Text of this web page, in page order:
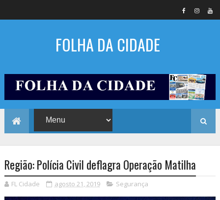
FOLHA DA CIDADE
Região: Polícia Civil deflagra Operação Matilha
FL Cidade agosto 21, 2019 Segurança